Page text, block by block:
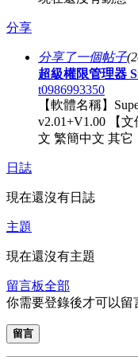
分享
分享了一個帖子
超級權限管理器
t0986993350
【軟體名稱】
v2.01+V1.00 【
文 繁簡中文 其它
日誌
現在還沒有日誌
主題
現在還沒有主題
留言板全部
你需要登錄後才可以留
留言